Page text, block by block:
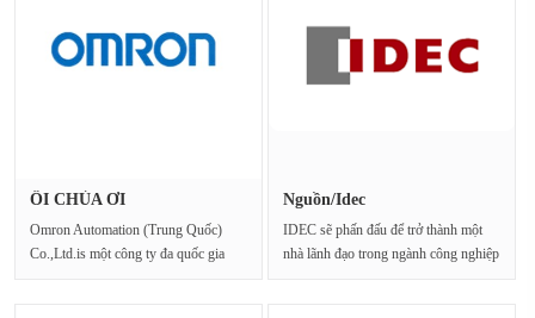
ÔI CHÚA ƠI
Omron Automation (Trung Quốc)
Co.,Ltd.is một công ty đa quốc gia
Nguồn/Idec
IDEC sẽ phấn đấu để trở thành một
nhà lãnh đạo trong ngành công nghiệp